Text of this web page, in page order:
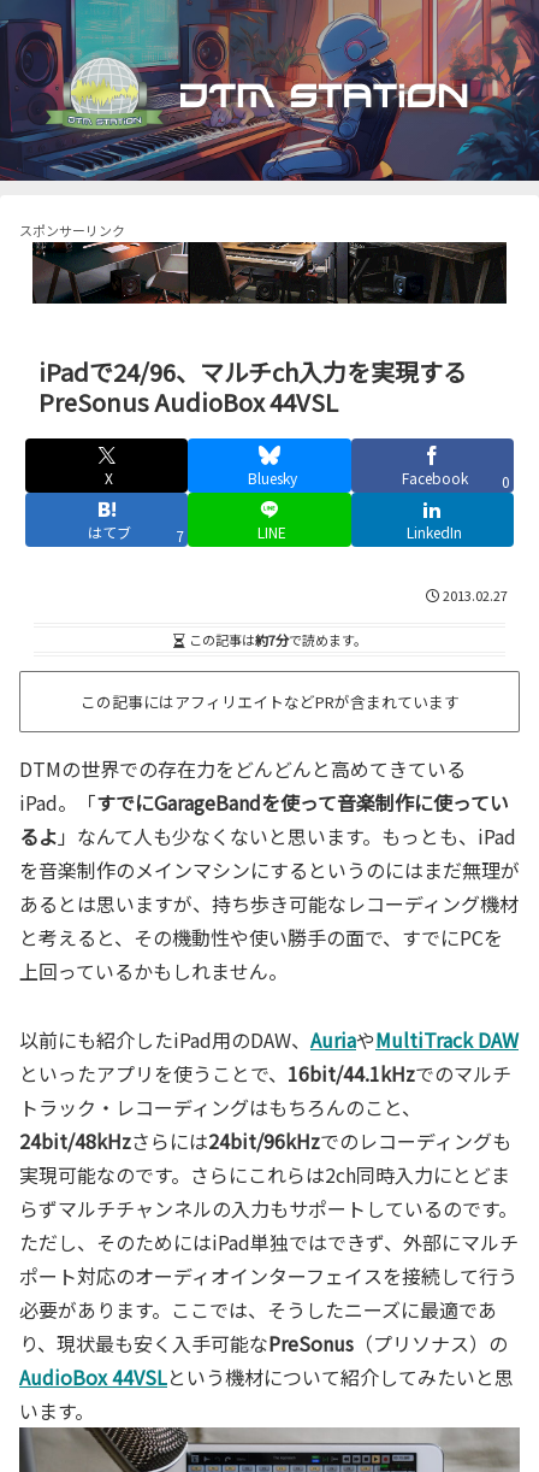
スポンサーリンク
iPadで24/96、マルチch入力を実現する
PreSonus AudioBox 44VSL
X Bluesky Facebook 0
はてブ 7 LINE LinkedIn
2013.02.27
この記事は約7分で読めます。
この記事にはアフィリエイトなどPRが含まれています
DTMの世界での存在力をどんどんと高めてきている
iPad。「すでにGarageBandを使って音楽制作に使ってい
るよ 」なんて人も少なくないと思います。もっとも、iPad
を音楽制作のメインマシンにするというのにはまだ無理が
あるとは思いますが、持ち歩き可能なレコーディング機材
と考えると、その機動性や使い勝手の面で、すでにPCを
上回っているかもしれません。
以前にも紹介したiPad用のDAW、 AuriaやMultiTrack DAW
といったアプリを使うことで、 16bit/44.1kHzでのマルチ
トラック・レコーディングはもちろんのこと、
24bit/48kHzさらには24bit/96kHzでのレコーディングも
実現可能なのです。さらにこれらは2ch同時入力にとどま
らずマルチチャンネルの入力もサポートしているのです。
ただし、そのためにはiPad単独ではできず、外部にマルチ
ポート対応のオーディオインターフェイスを接続して行う
必要があります。ここでは、そうしたニーズに最適であ
り、現状最も安く入手可能なPreSonus （プリソナス）の
AudioBox 44VSLという機材について紹介してみたいと思
います。